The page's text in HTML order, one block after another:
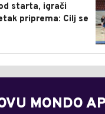
starta, igrači
priprema: Cilj se
MONDO